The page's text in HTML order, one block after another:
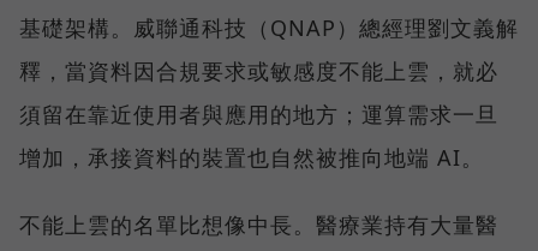
基礎架構。威聯通科技（QNAP）總經理劉文義解
釋，當資料因合規要求或敏感度不能上雲，就必
須留在靠近使用者與應用的地方；運算需求一旦
增加，承接資料的裝置也自然被推向地端 AI。
不能上雲的名單比想像中長。醫療業持有大量醫